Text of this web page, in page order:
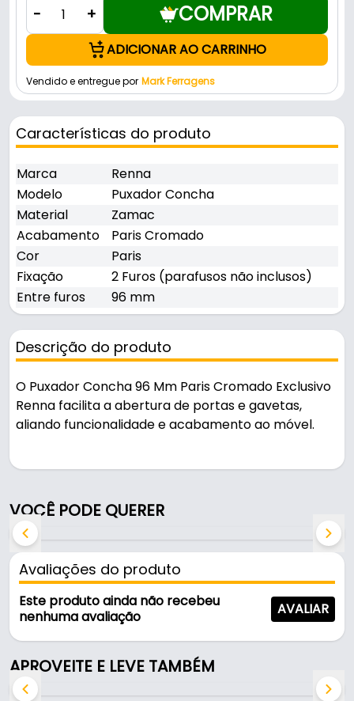
- + COMPRAR
ADICIONAR AO CARRINHO
Vendido e entregue por Mark Ferragens
Características do produto
Marca
Renna
Modelo
Puxador Concha
Material
Zamac
Acabamento
Paris Cromado
Cor
Paris
Fixação
2 Furos (parafusos não inclusos)
Entre furos
96 mm
Descrição do produto
O Puxador Concha 96 Mm Paris Cromado Exclusivo
Renna facilita a abertura de portas e gavetas,
aliando funcionalidade e acabamento ao móvel.
Fabricado em Zamac com acabamento paris
cromado, é resistente e durável no uso diário. A
fixação é feita por 2 furos (parafusos não inclusos).
Características:
- Marca: Renna
- Modelo: Puxador Concha
- Acabamento: Paris Cromado
- Cor: Paris
- Fixação: 2 Furos (parafusos não inclusos)
VOCÊ PODE QUERER
Avaliações do produto
Este produto ainda não recebeu
nenhuma avaliação
AVALIAR
APROVEITE E LEVE TAMBÉM